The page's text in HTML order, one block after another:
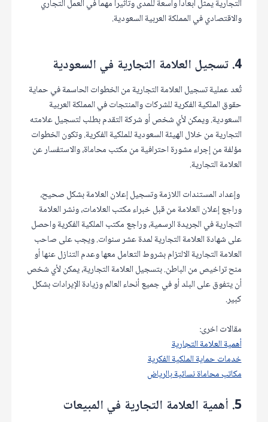
التجارية يمثل أبعاداً واسعة للمدى وتأثيراً مهماً في العمل التجاري
والاقتصادي في المملكة العربية السعودية.
4. تسجيل العلامة التجارية في السعودية
تُعد عملية تسجيل العلامة التجارية من الخطوات الحاسمة في حماية
حقوق الملكية الفكرية للشركات والمنتجات في المملكة العربية
السعودية. ويمكن لأي شخص أو شركة التقدم بطلب لتسجيل علامته
التجارية من خلال الهيئة السعودية للملكية الفكرية. وتكون الخطوات
مؤلفة من إجراء مشورة احترافية من مكتب محاماة، والاستفسار عن
العلامة التجارية.
وإعداد المستندات اللازمة وتسجيل إعلان العلامة بشكل صحيح،
وراجع إعلان العلامة من قبل خبراء مكتب العلامات، ونشر العلامة
التجارية في الجريدة الرسمية، وراجع مكتب الملكية الفكرية واحصل
على شهادة العلامة التجارية لمدة عشر سنوات. ويجب على صاحب
العلامة التجارية الالتزام بشروط التعامل معها وعدم التنازل عنها أو
منح تراخيص من الباطن. بتسجيل العلامة التجارية، يمكن لأي شخص
أن يتفوق على البلد أو في جميع أنحاء العالم وزيادة الإيرادات بشكل
كبير.
مقالات اخرى:
أهمية العلامة التجارية
خدمات حماية الملكية الفكرية
مكاتب محاماة نسائية بالرياض
5. أهمية العلامة التجارية في المبيعات